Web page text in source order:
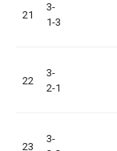
21
3-
1-3
22
3-
2-1
23
3-